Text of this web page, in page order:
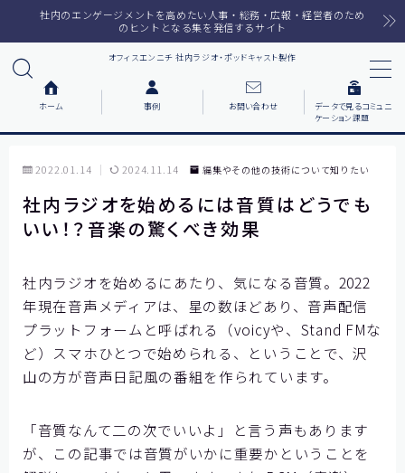
社内のエンゲージメントを高めたい人事・総務・広報・経営者のため
のヒントとなる集を発信するサイト
オフィスエンニチ 社内ラジオ・ポッドキャスト製作
MENU
ラジオメルマガ
サービス一覧
番組で紹介した音楽
事例について知りたい
各社の動機をまとめました
【神戸製鋼所様】
【住友ゴム工業様①】
ホーム 事例 お問い合わせ
データで見るコミュニ
ケーション課題
2022.01.14 2024.11.14 編集やその他の技術について知りたい
社内ラジオを始めるには音質はどうでも
いい！？音楽の驚くべき効果
社内ラジオを始めるにあたり、気になる音質。2022
年現在音声メディアは、星の数ほどあり、音声配信
プラットフォームと呼ばれる（voicyや、Stand FMな
ど）スマホひとつで始められる、ということで、沢
山の方が音声日記風の番組を作られています。
「音質なんて二の次でいいよ」と言う声もあります
が、この記事では音質がいかに重要かということを